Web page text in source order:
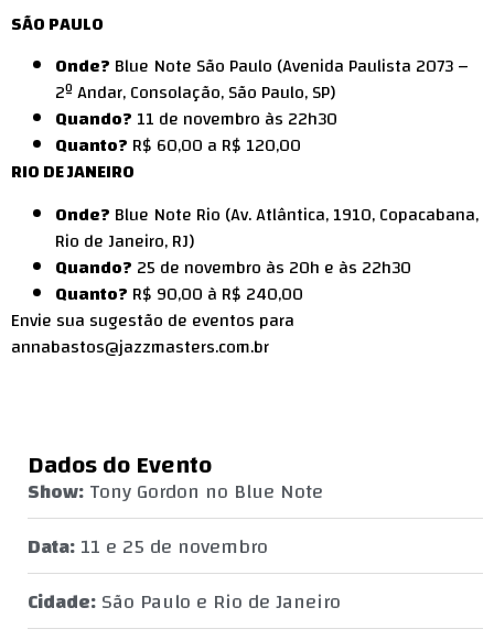
SÃO PAULO
Onde? Blue Note São Paulo (Avenida Paulista 2073 –
2º Andar, Consolação, São Paulo, SP)
Quando? 11 de novembro às 22h30
Quanto? R$ 60,00 a R$ 120,00
RIO DE JANEIRO
Onde? Blue Note Rio (Av. Atlântica, 1910, Copacabana,
Rio de Janeiro, RJ)
Quando? 25 de novembro às 20h e às 22h30
Quanto? R$ 90,00 à R$ 240,00
Envie sua sugestão de eventos para
annabastos@jazzmasters.com.br
Dados do Evento
Show:Tony Gordon no Blue Note
Data:11 e 25 de novembro
Cidade:São Paulo e Rio de Janeiro